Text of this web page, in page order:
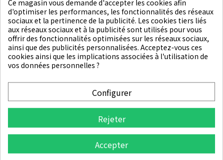
DÉTAILS DU PRODUIT
Mode d'emploi:
1. Appliquez le tonique sur la peau après le nettoyage.
2. Après avoir ouvert le sachet, retirez les films et appliquez le
3. Après 15-20 minutes, retirez le masque. Si nécessaire,
terminez avec une crème hydratante.
Précaution d’usage:
- Utiliser uniquement pour l'usage prévu.
Ce magasin vous demande d'accepter les cookies afin
d'optimiser les performances, les fonctionnalités des réseaux
sociaux et la pertinence de la publicité. Les cookies tiers liés
aux réseaux sociaux et à la publicité sont utilisés pour vous
offrir des fonctionnalités optimisées sur les réseaux sociaux,
ainsi que des publicités personnalisées. Acceptez-vous ces
cookies ainsi que les implications associées à l'utilisation de
vos données personnelles ?
Configurer
Rejeter
Accepter